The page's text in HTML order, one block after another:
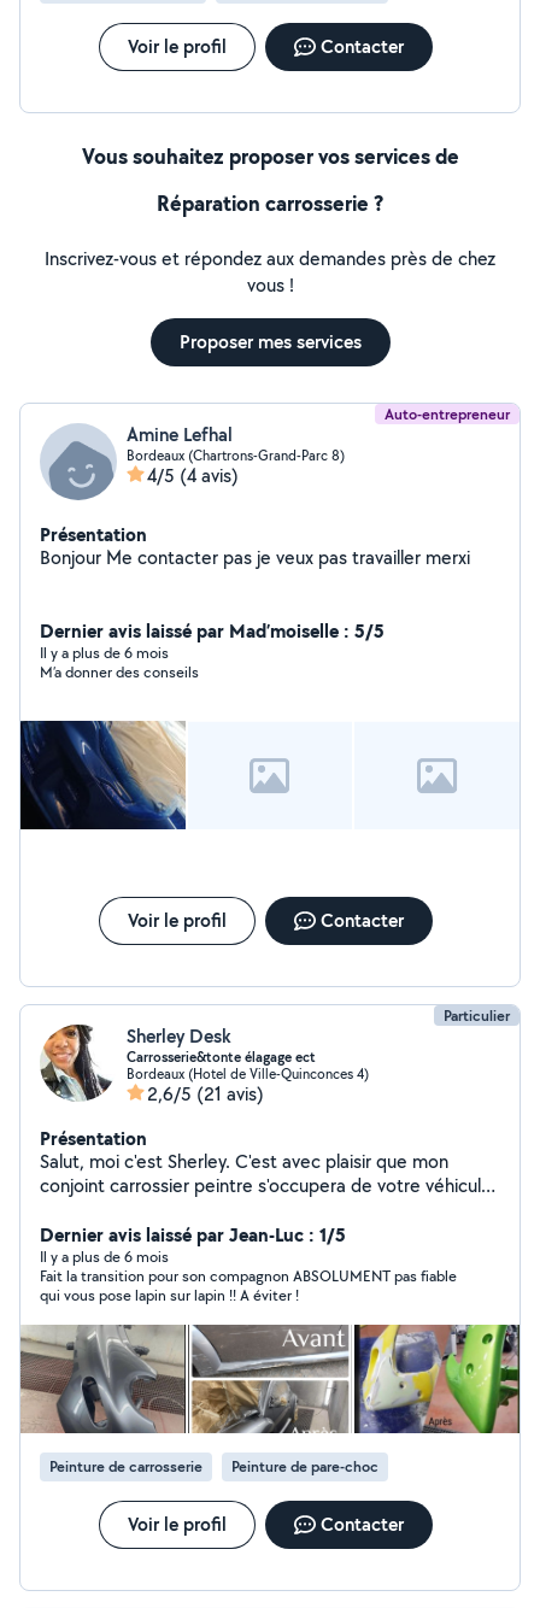
Voir le profil Contacter
Vous souhaitez proposer vos services de
Réparation carrosserie ?
Inscrivez-vous et répondez aux demandes près de chez
vous !
Proposer mes services
Auto-entrepreneur
Amine Lefhal
Bordeaux (Chartrons-Grand-Parc 8)
4/5 (4 avis)
Présentation
Bonjour Me contacter pas je veux pas travailler merxi
Dernier avis laissé par Mad’moiselle : 5/5
Il y a plus de 6 mois
M’a donner des conseils
Voir le profil Contacter
Particulier
Sherley Desk
Carrosserie&tonte élagage ect
Bordeaux (Hotel de Ville-Quinconces 4)
2,6/5 (21 avis)
Présentation
Salut, moi c'est Sherley. C'est avec plaisir que mon
conjoint carrossier peintre s'occupera de votre véhicule
d'arbre taille de haies. N'hésitez pas à nous contacter
pour toutes informations.
Dernier avis laissé par Jean-Luc : 1/5
Il y a plus de 6 mois
Fait la transition pour son compagnon ABSOLUMENT pas fiable
qui vous pose lapin sur lapin !! A éviter !
Peinture de carrosserie Peinture de pare-choc
Voir le profil Contacter